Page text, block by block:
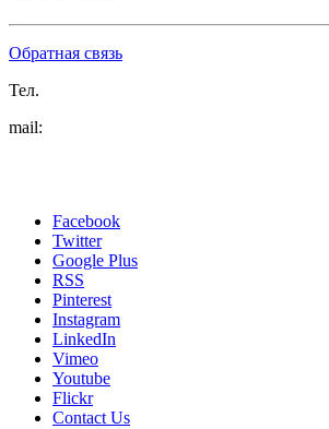
Обратная связь
Тел.
mail:
Facebook
Twitter
Google Plus
RSS
Pinterest
Instagram
LinkedIn
Vimeo
Youtube
Flickr
Contact Us